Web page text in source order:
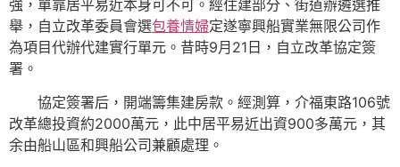
強，單靠居平易近本身可不可。經住建部分、街道辦遴選推
舉，自立改革委員會選包養情婦定遂寧興船實業無限公司作
為項目代辦代建實行單元。昔時9月21日，自立改革協定簽
署。
協定簽署后，開端籌集建房款。經測算，介福東路106號
改革總投資約2000萬元，此中居平易近出資900多萬元，其
余由船山區和興船公司兼顧處理。